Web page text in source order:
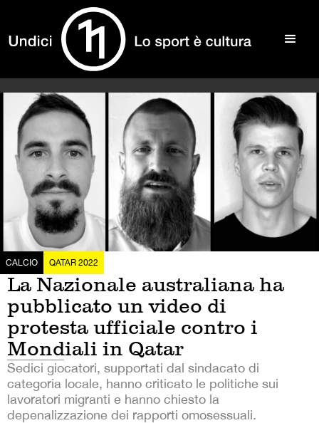
CALCIO QATAR 2022
La Nazionale australiana ha
pubblicato un video di
protesta ufficiale contro i
Mondiali in Qatar
Sedici giocatori, supportati dal sindacato di
categoria locale, hanno criticato le politiche sui
lavoratori migranti e hanno chiesto la
depenalizzazione dei rapporti omosessuali.